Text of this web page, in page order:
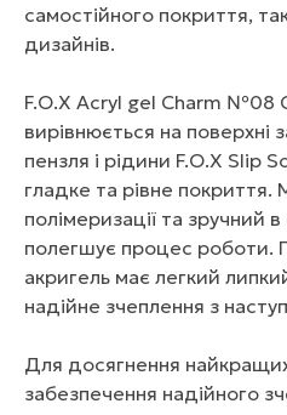
самостійного покриття,
дизайнів.
F.O.X Acryl gel Charm №08
вирівнюється на
пензля і рідини F.O.X Slip
гладке та рівне покриття.
полімеризації та зручний
полегшує процес роботи.
акригель має легкий
надійне зчеплення з
Для досягнення найкращих
забезпечення надійного